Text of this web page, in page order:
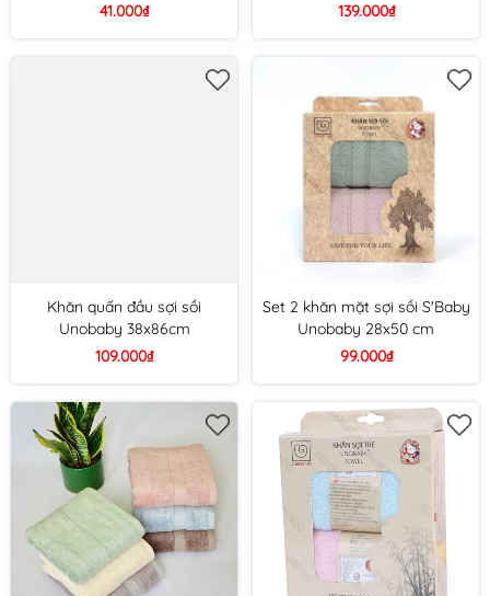
màu)
41.000₫
màu)
139.000₫
Khăn quấn đầu sợi sồi
Unobaby 38x86cm
109.000₫
Set 2 khăn mặt sợi sồi S'Baby
Unobaby 28x50 cm
99.000₫